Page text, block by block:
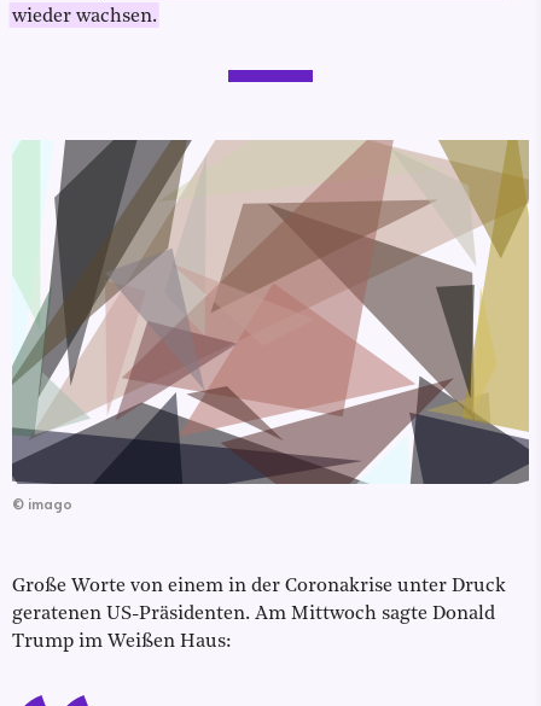
wieder wachsen.
© imago
Große Worte von einem in der Coronakrise unter Druck
geratenen US-Präsidenten. Am Mittwoch sagte Donald
Trump im Weißen Haus: